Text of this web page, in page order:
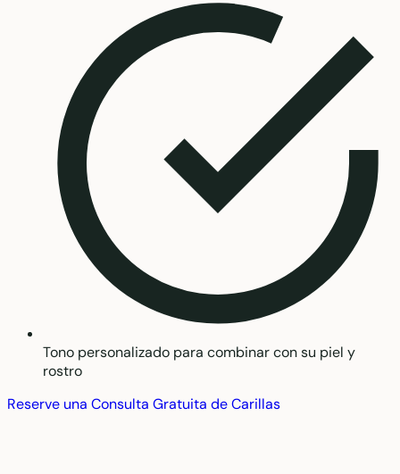
Tono personalizado para combinar con su piel y
rostro
Reserve una Consulta Gratuita de Carillas